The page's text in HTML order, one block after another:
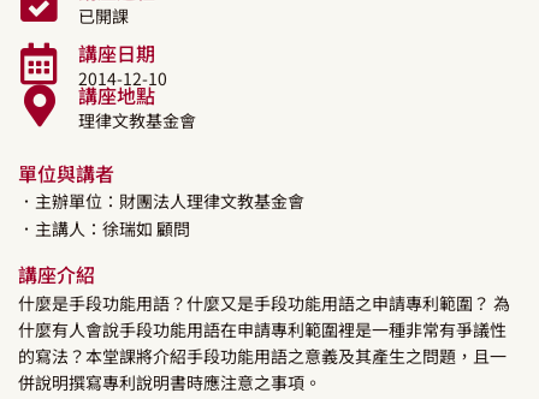
已開課
講座日期
2014-12-10
講座地點
理律文教基金會
單位與講者
．主辦單位：財團法人理律文教基金會
．主講人： 徐瑞如 顧問
講座介紹
什麼是手段功能用語？什麼又是手段功能用語之申請專利範圍？ 為
什麼有人會說手段功能用語在申請專利範圍裡是一種非常有爭議性
的寫法？本堂課將介紹手段功能用語之意義及其產生之問題，且一
併說明撰寫專利說明書時應注意之事項。